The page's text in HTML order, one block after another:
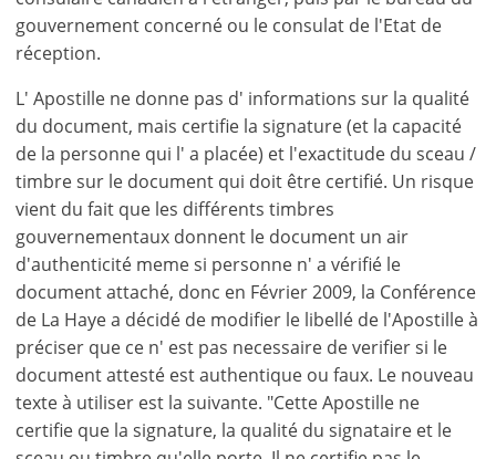
gouvernement concerné ou le consulat de l'Etat de
réception.
L' Apostille ne donne pas d' informations sur la qualité
du document, mais certifie la signature (et la capacité
de la personne qui l' a placée) et l'exactitude du sceau /
timbre sur le document qui doit être certifié. Un risque
vient du fait que les différents timbres
gouvernementaux donnent le document un air
d'authenticité meme si personne n' a vérifié le
document attaché, donc en Février 2009, la Conférence
de La Haye a décidé de modifier le libellé de l'Apostille à
préciser que ce n' est pas necessaire de verifier si le
document attesté est authentique ou faux. Le nouveau
texte à utiliser est la suivante. "Cette Apostille ne
certifie que la signature, la qualité du signataire et le
Vous
n'
aavez
pas
un
compte?
S'
inscrire
maintenant!
voir
tous
vos
avantages